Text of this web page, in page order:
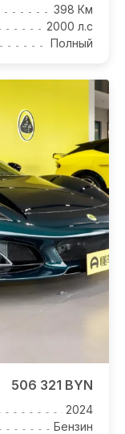
398 Км
2000 л.с
Полный
506 321 BYN
2024
Бензин